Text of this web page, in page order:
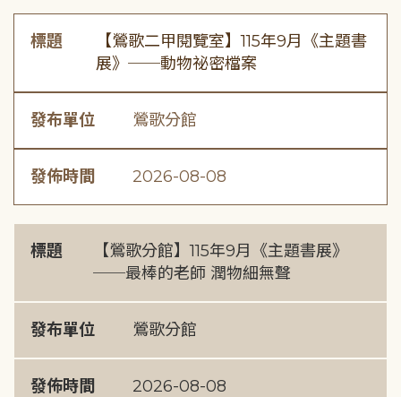
標題
【鶯歌二甲閱覽室】115年9月《主題書
展》──動物祕密檔案
發布單位 鶯歌分館
發佈時間 2026-08-08
標題
【鶯歌分館】115年9月《主題書展》
──最棒的老師 潤物細無聲
發布單位 鶯歌分館
發佈時間 2026-08-08